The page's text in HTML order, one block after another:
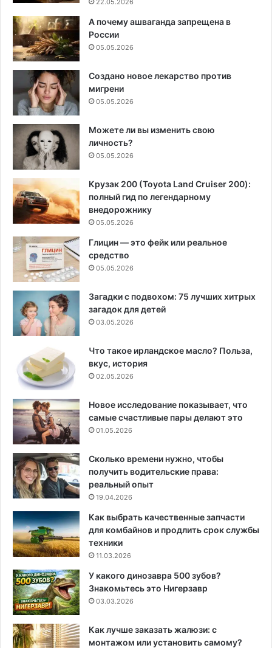
22.05.2026
А почему ашваганда запрещена в
России
05.05.2026
Создано новое лекарство против
мигрени
05.05.2026
Можете ли вы изменить свою
личность?
05.05.2026
Крузак 200 (Toyota Land Cruiser 200):
полный гид по легендарному
внедорожнику
05.05.2026
Глицин — это фейк или реальное
средство
05.05.2026
Загадки с подвохом: 75 лучших хитрых
загадок для детей
03.05.2026
Что такое ирландское масло? Польза,
вкус, история
02.05.2026
Новое исследование показывает, что
самые счастливые пары делают это
01.05.2026
Сколько времени нужно, чтобы
получить водительские права:
реальный опыт
19.04.2026
Как выбрать качественные запчасти
для комбайнов и продлить срок службы
техники
11.03.2026
У какого динозавра 500 зубов?
Знакомьтесь это Нигерзавр
03.03.2026
Как лучше заказать жалюзи: с
монтажом или установить самому?